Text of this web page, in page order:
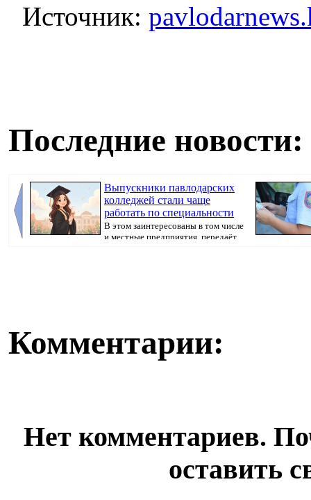
Источник:
Последние новости:
Выпускники павлодарских
колледжей стали чаще
работать по специальности
В этом заинтересованы в том числе
и местные предприятия, передаёт
Комментарии:
Нет комментариев.
оставить